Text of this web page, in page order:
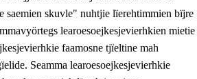
saemien skuvle" nuhtjie lïerehtimmien bïjre
learoesoejkesjevierhkien mietie
faamosne tjïeltine mah
Seamma learoesoejkesjevierhkie